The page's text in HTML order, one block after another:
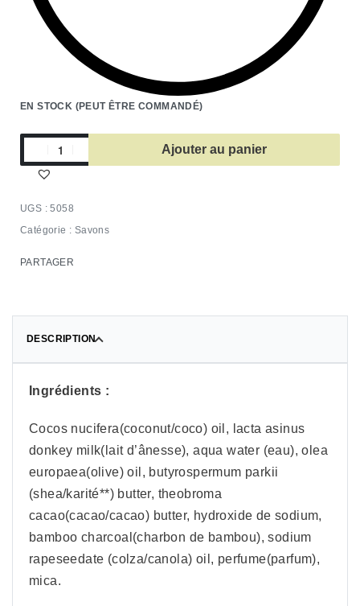
EN STOCK (PEUT ÊTRE COMMANDÉ)
Ajouter au panier
5058
Catégorie : Savons
PARTAGER
DESCRIPTION
Ingrédients :
Cocos nucifera(coconut/coco) oil, lacta asinus
donkey milk(lait d’ânesse), aqua water (eau), olea
europaea(olive) oil, butyrospermum parkii
(shea/karité**) butter, theobroma
cacao(cacao/cacao) butter, hydroxide de sodium,
bamboo charcoal(charbon de bambou), sodium
rapeseedate (colza/canola) oil, perfume(parfum),
mica.